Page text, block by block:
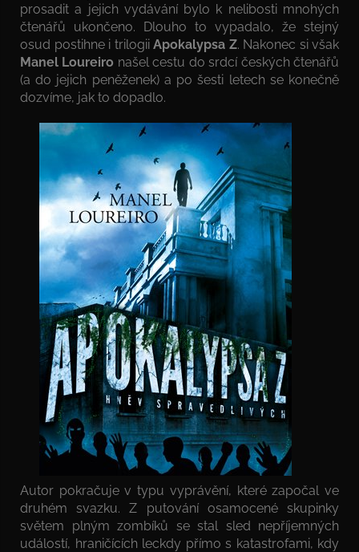
prosadit a jejich vydávání bylo k nelibosti mnohých
čtenářů ukončeno. Dlouho to vypadalo, že stejný
osud postihne i trilogii Apokalypsa Z. Nakonec si však
Manel Loureiro našel cestu do srdcí českých čtenářů
(a do jejich peněženek) a po šesti letech se konečně
dozvíme, jak to dopadlo.
Autor pokračuje v typu vyprávění, které započal ve
druhém svazku. Z putování osamocené skupinky
světem plným zombíků se stal sled nepříjemných
událostí, hraničících leckdy přímo s katastrofami, kdy